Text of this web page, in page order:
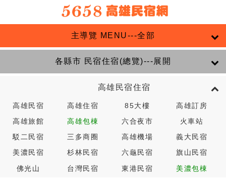
主導覽 MENU---全部
各縣市 民宿住宿(總覽)---展開
高雄民宿住宿
高雄民宿 高雄住宿 85大樓 高雄訂房
高雄旅館 高雄包棟 六合夜市 火車站
駁二民宿 三多商圈 高雄機場 義大民宿
美濃民宿 杉林民宿 六龜民宿 旗山民宿
佛光山 台灣民宿 東港民宿 美濃包棟